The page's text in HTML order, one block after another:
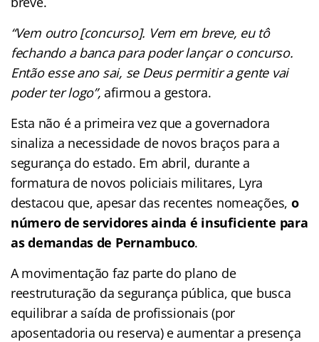
“Vem outro [concurso]. Vem em breve, eu tô
fechando a banca para poder lançar o concurso.
Então esse ano sai, se Deus permitir a gente vai
poder ter logo”,afirmou a gestora.
Esta não é a primeira vez que a governadora
sinaliza a necessidade de novos braços para a
segurança do estado. Em abril, durante a
formatura de novos policiais militares, Lyra
destacou que, apesar das recentes nomeações, o
número de servidores ainda é insuficiente para
as demandas de Pernambuco.
A movimentação faz parte do plano de
reestruturação da segurança pública, que busca
equilibrar a saída de profissionais (por
aposentadoria ou reserva) e aumentar a presença